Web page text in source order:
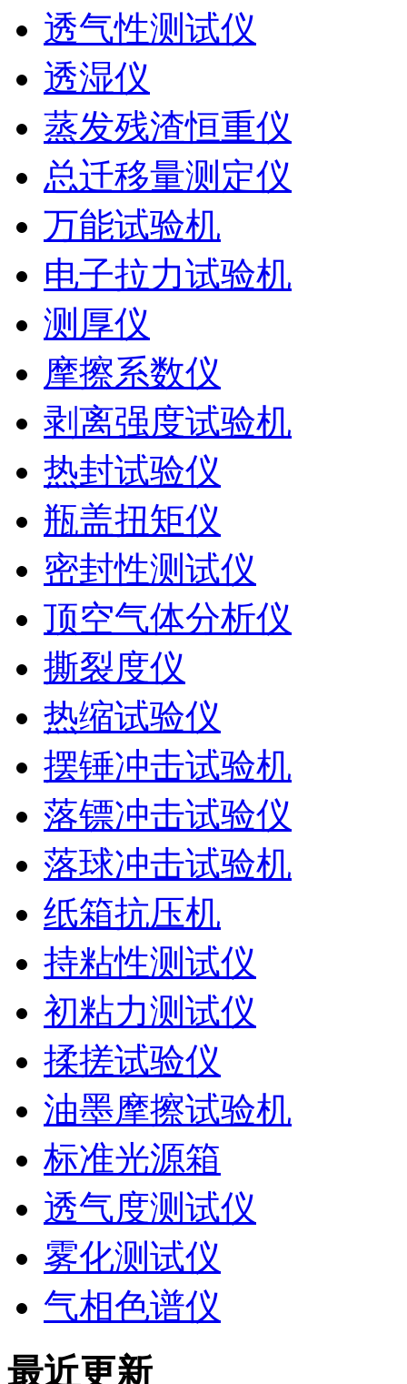
透气性测试仪
透湿仪
蒸发残渣恒重仪
总迁移量测定仪
万能试验机
电子拉力试验机
测厚仪
摩擦系数仪
剥离强度试验机
热封试验仪
瓶盖扭矩仪
密封性测试仪
顶空气体分析仪
撕裂度仪
热缩试验仪
摆锤冲击试验机
落镖冲击试验仪
落球冲击试验机
纸箱抗压机
持粘性测试仪
初粘力测试仪
揉搓试验仪
油墨摩擦试验机
标准光源箱
透气度测试仪
雾化测试仪
气相色谱仪
最近更新